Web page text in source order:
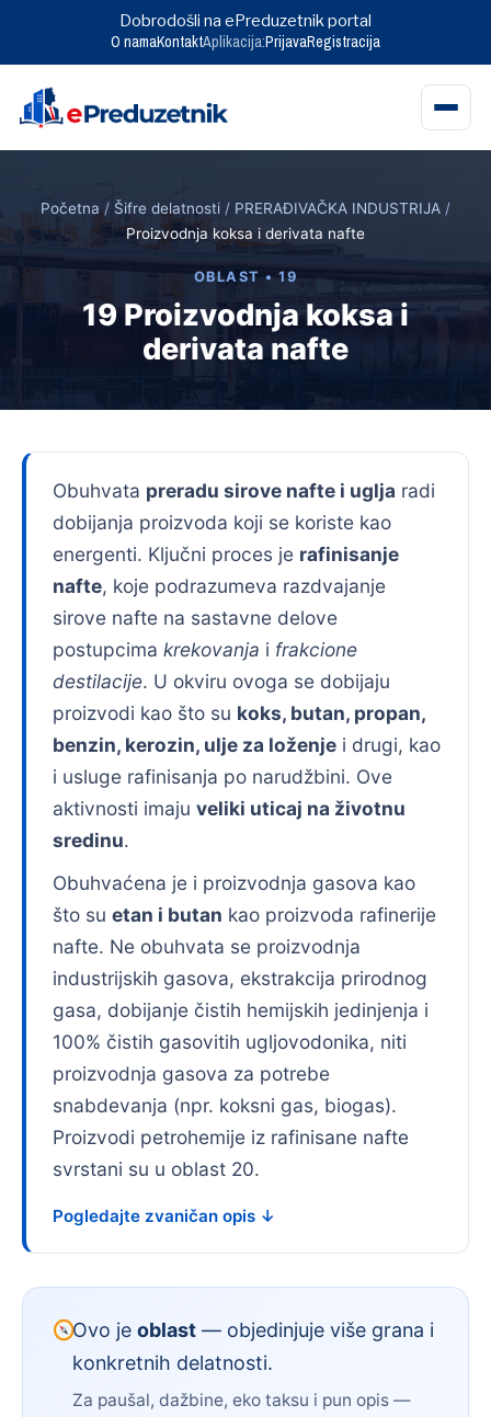
Dobrodošli na ePreduzetnik portal
O namaKontaktAplikacija:PrijavaRegistracija
contentPočetna / Šifre delatnosti / PRERAĐIVAČKA INDUSTRIJA /
Proizvodnja koksa i derivata nafte
OBLAST • 19
19 Proizvodnja koksa i
derivata nafte
Obuhvata preradu sirove nafte i uglja radi
dobijanja proizvoda koji se koriste kao
energenti. Ključni proces je rafinisanje
nafte, koje podrazumeva razdvajanje
sirove nafte na sastavne delove
postupcima krekovanja i frakcionе
destilacije. U okviru ovoga se dobijaju
proizvodi kao što su koks, butan, propan,
benzin, kerozin, ulje za loženje i drugi, kao
i usluge rafinisanja po narudžbini. Ove
aktivnosti imaju veliki uticaj na životnu
sredinu.
Obuhvaćena je i proizvodnja gasova kao
što su etan i butan kao proizvoda rafinerije
nafte. Ne obuhvata se proizvodnja
industrijskih gasova, ekstrakcija prirodnog
gasa, dobijanje čistih hemijskih jedinjenja i
100% čistih gasovitih ugljovodonika, niti
proizvodnja gasova za potrebe
snabdevanja (npr. koksni gas, biogas).
Proizvodi petrohemije iz rafinisane nafte
svrstani su u oblast 20.
Pogledajte zvaničan opis ↓
Ovo jeoblast — objedinjuje više grana i
konkretnih delatnosti.
Za paušal, dažbine, eko taksu i pun opis —